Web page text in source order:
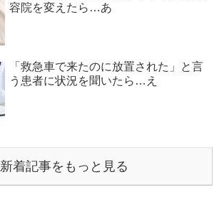
容院を変えたら…あ
「救急車で来たのに放置された」と言
う患者に状況を聞いたら…え
新着記事をもっと見る